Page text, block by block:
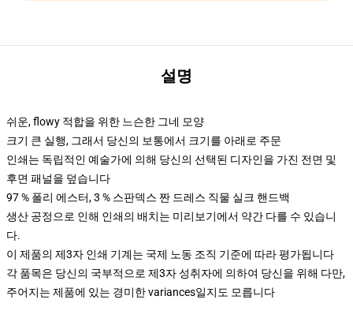
설명
쉬운, flowy 적합을 위한 느슨한 그네 모양
크기 큰 실행, 그래서 당신의 보통에서 크기를 아래로 주문
인쇄는 독립적인 예술가에 의해 당신의 선택된 디자인을 가진 전면 및
후면 패널을 덮습니다
97 % 폴리 에스터, 3 % 스판덱스 짠 드레스 직물 실크 핸드백
생산 공정으로 인해 인쇄의 배치는 미리보기에서 약간 다를 수 있습니
다.
이 제품의 제3자 인쇄 기계는 국제 노동 조직 기준에 따라 평가됩니다
각 품목은 당신의 국부적으로 제3자 성취자에 의하여 당신을 위해 다만,
주어지는 제품에 있는 경미한 variances일지도 모릅니다